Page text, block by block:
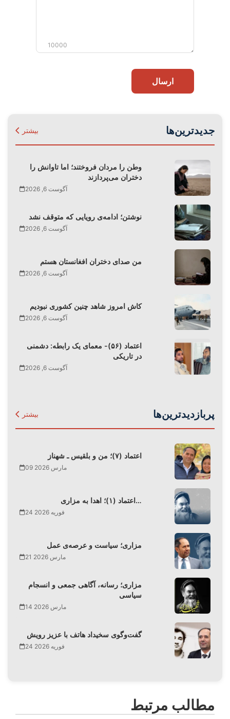
10000
ارسال
جدیدترین‌ها بیشتر
وطن را مردان فروختند؛ اما تاوانش را
دختران می‌پردازند
آگوست 6, 2026
نوشتن؛ ادامه‌ی رویایی که متوقف نشد
آگوست 6, 2026
من صدای دختران افغانستان هستم
آگوست 6, 2026
کاش امروز شاهد چنین کشوری نبودیم
آگوست 6, 2026
اعتماد (۵۶)- معمای یک رابطه: دشمنی
در تاریکی
آگوست 6, 2026
پربازدیدترین‌ها بیشتر
اعتماد (۷)؛ من و بلقیس ـ شهناز
09 مارس 2026
اعتماد (۱)؛ اهدا به مزاری…
24 فوریه 2026
مزاری؛ سیاست و عرصه‌ی عمل
21 مارس 2026
مزاری؛ رسانه، آگاهی جمعی و انسجام
سیاسی
14 مارس 2026
گفت‌وگوی سخیداد هاتف با عزیز رویش
24 فوریه 2026
مطالب مرتبط